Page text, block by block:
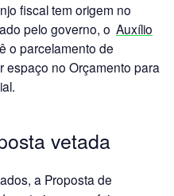
fiscal tem origem no
pelo governo, o Auxílio
o parcelamento de
espaço no Orçamento para
vetada
a Proposta de